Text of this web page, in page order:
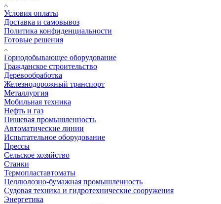
Условия оплаты
Доставка и самовывоз
Политика конфиденциальности
Готовые решения
Горнодобывающее оборудование
Гражданское строительство
Деревообработка
Железнодорожный транспорт
Металлургия
Мобильная техника
Нефть и газ
Пищевая промышленность
Автоматические линии
Испытательное оборудование
Прессы
Сельское хозяйство
Станки
Термопластавтоматы
Целлюлозно-бумажная промышленность
Судовая техника и гидротехнические сооружения
Энергетика